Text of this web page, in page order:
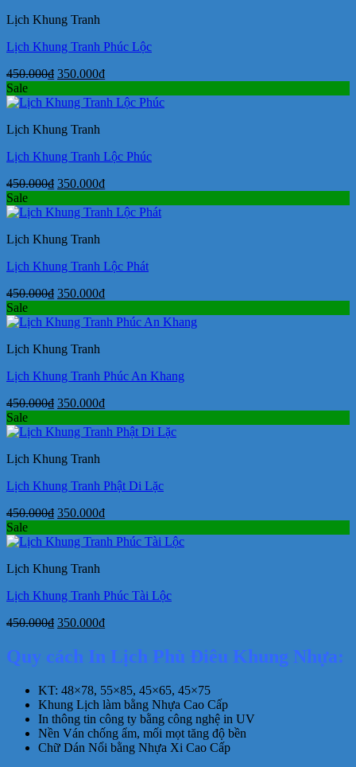
Lịch Khung Tranh
Lịch Khung Tranh Phúc Lộc
450.000₫ Giá
là:
350.000₫Giá
tại
Sale
Lịch Khung Tranh
Lịch Khung Tranh Lộc Phúc
450.000₫ Giá
là:
350.000₫Giá
tại
Sale
Lịch Khung Tranh
Lịch Khung Tranh Lộc Phát
450.000₫ Giá
là:
350.000₫Giá
tại
Sale
Lịch Khung Tranh
Lịch Khung Tranh Phúc An Khang
450.000₫ Giá
là:
350.000₫Giá
tại
Sale
Lịch Khung Tranh
Lịch Khung Tranh Phật Di Lặc
450.000₫ Giá
là:
350.000₫Giá
tại
Sale
Lịch Khung Tranh
Lịch Khung Tranh Phúc Tài Lộc
450.000₫ Giá
là:
450.000₫.
350.000₫Giá
tại
là:
Quy cách In Lịch Phù Điêu Khung Nhựa:
KT: 48×78, 55×85, 45×65, 45×75
Khung Lịch làm bằng Nhựa Cao Cấp
In thông tin công ty bằng công nghệ in UV
Nền Ván chống ẩm, mối mọt tăng độ bền
Chữ Dán Nổi bằng Nhựa Xi Cao Cấp